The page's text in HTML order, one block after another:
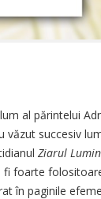
al părintelui
succesiv
Ziarul
foarte
în paginile